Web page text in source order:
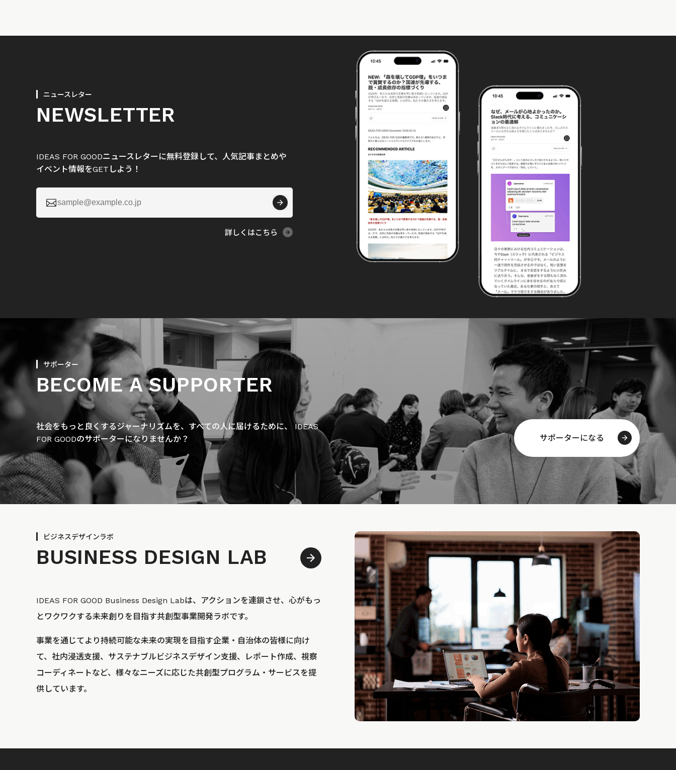
ニュースレター
NEWSLETTER
IDEAS FOR GOODニュースレターに無料登録して、人気記事まとめや
イベント情報をGETしよう！

詳しくはこちら
サポーター
BECOME A SUPPORTER
社会をもっと良くするジャーナリズムを、すべての人に届けるために、 IDEAS
FOR GOODのサポーターになりませんか？
サポーターになる
ビジネスデザインラボ
BUSINESS DESIGN LAB
IDEAS FOR GOOD Business Design Labは、アクションを連鎖させ、心がもっ
とワクワクする未来創りを目指す共創型事業開発ラボです。
事業を通じてより持続可能な未来の実現を目指す企業・自治体の皆様に向け
て、社内浸透支援、サステナブルビジネスデザイン支援、レポート作成、視察
コーディネートなど、様々なニーズに応じた共創型プログラム・サービスを提
供しています。